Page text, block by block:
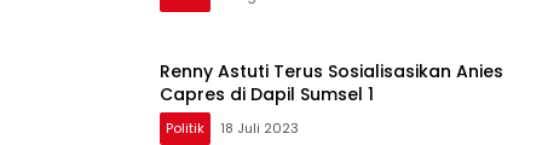
Renny Astuti Terus Sosialisasikan Anies
Capres di Dapil Sumsel 1
Politik 18 Juli 2023